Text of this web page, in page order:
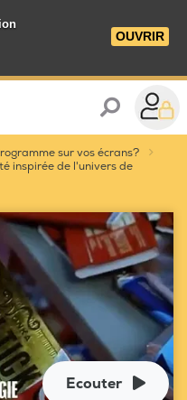
OUVRIR
sur vos écrans?
inspirée de l'univers de
Ecouter